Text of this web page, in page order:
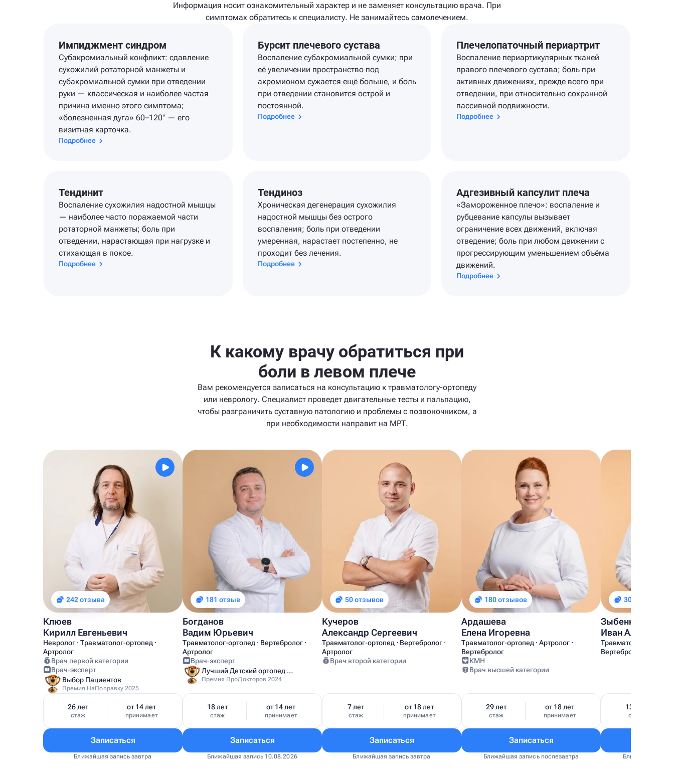
Информация носит ознакомительный характер и не заменяет консультацию врача. При
симптомах обратитесь к специалисту. Не занимайтесь самолечением.
Импиджмент синдром
Субакромиальный конфликт: сдавление
сухожилий ротаторной манжеты и
субакромиальной сумки при отведении
руки — классическая и наиболее частая
причина именно этого симптома;
«болезненная дуга» 60–120° — его
визитная карточка.
Подробнее
Бурсит плечевого сустава
Воспаление субакромиальной сумки; при
её увеличении пространство под
акромионом сужается ещё больше, и боль
при отведении становится острой и
постоянной.
Подробнее
Плечелопаточный периартрит
Воспаление периартикулярных тканей
правого плечевого сустава; боль при
активных движениях, прежде всего при
отведении, при относительно сохранной
пассивной подвижности.
Подробнее
Тендинит
Воспаление сухожилия надостной мышцы
— наиболее часто поражаемой части
ротаторной манжеты; боль при
отведении, нарастающая при нагрузке и
стихающая в покое.
Подробнее
Тендиноз
Хроническая дегенерация сухожилия
надостной мышцы без острого
воспаления; боль при отведении
умеренная, нарастает постепенно, не
проходит без лечения.
Подробнее
Адгезивный капсулит плеча
«Замороженное плечо»: воспаление и
рубцевание капсулы вызывает
ограничение всех движений, включая
отведение; боль при любом движении с
прогрессирующим уменьшением объёма
движений.
Подробнее
К какому врачу обратиться при
боли в левом плече
Вам рекомендуется записаться на консультацию к травматологу-ортопеду
или неврологу. Специалист проведет двигательные тесты и пальпацию,
чтобы разграничить суставную патологию и проблемы с позвоночником, а
при необходимости направит на МРТ.
242 отзыва
Клюев
Кирилл Евгеньевич
Невролог · Травматолог-ортопед ·
Артролог
Врач первой категории
Врач-эксперт
Выбор Пациентов
Премия НаПоправку 2025
26 лет
стаж
от 14 лет
принимает
Записаться
Ближайшая запись завтра
181 отзыв
Богданов
Вадим Юрьевич
Травматолог-ортопед · Вертебролог ·
Артролог
Врач-эксперт
Лучший Детский ортопед Москвы
Премия ПроДокторов 2024
18 лет
стаж
от 14 лет
принимает
Записаться
Ближайшая запись 10.08.2026
50 отзывов
Кучеров
Александр Сергеевич
Травматолог-ортопед · Вертебролог ·
Артролог
Врач второй категории
7 лет
стаж
от 18 лет
принимает
Записаться
Ближайшая запись завтра
180 отзывов
Ардашева
Елена Игоревна
Травматолог-ортопед · Артролог ·
Вертебролог
КМН
Врач высшей категории
29 лет
стаж
от 18 лет
принимает
Записаться
Ближайшая запись послезавтра
30 отзывов
Зыбенков
Иван
Травматолог-ортопед
Вертебролог
13 лет
стаж
Ближайшая